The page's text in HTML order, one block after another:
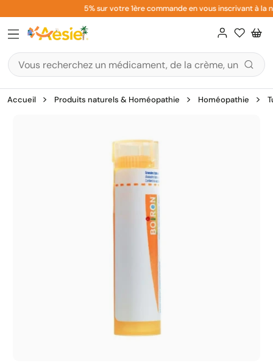
au
contenu
5% sur votre 1ère commande en vous inscrivant à la
Accueil Produits naturels & Homéopathie Homéopathie